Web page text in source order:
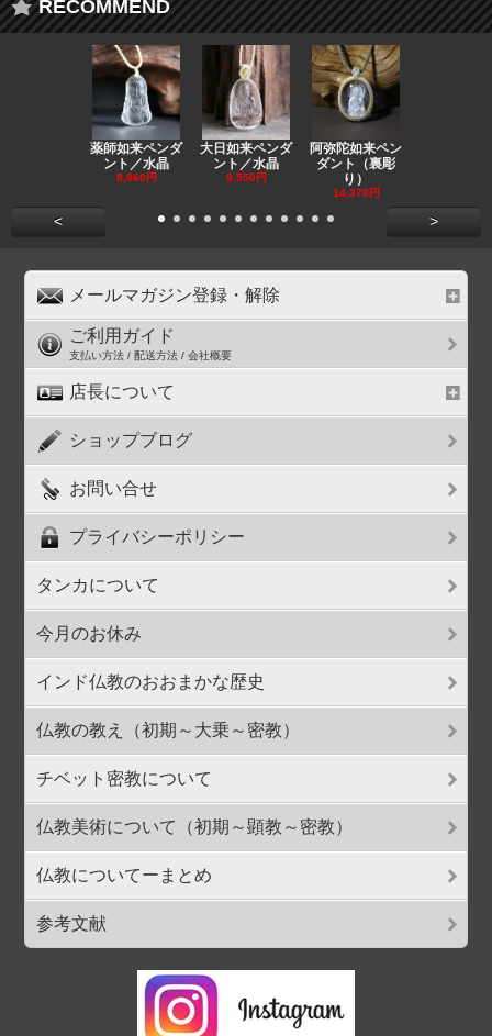
RECOMMEND
薬師如来ペンダ
ント／水晶
8,860円
大日如来ペンダ
ント／水晶
9,550円
阿弥陀如来ペン
ダント（裏彫
り）
14,370円
< >
メールマガジン登録・解除
ご利用ガイド
支払い方法 / 配送方法 / 会社概要
店長について
ショップブログ
お問い合せ
プライバシーポリシー
タンカについて
今月のお休み
インド仏教のおおまかな歴史
仏教の教え（初期～大乗～密教）
チベット密教について
仏教美術について（初期～顕教～密教）
仏教についてーまとめ
参考文献